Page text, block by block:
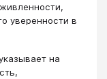
уверенности в
на